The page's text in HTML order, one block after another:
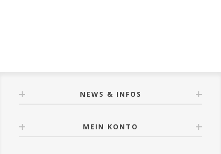
NEWS & INFOS
MEIN KONTO